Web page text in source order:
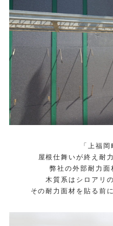
「上福岡
屋根仕舞いが終え耐
弊社の外部耐力面
木質系はシロアリ
その耐力面材を貼る前